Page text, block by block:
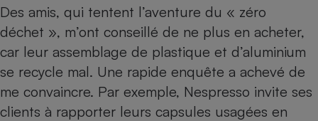
Des amis, qui tentent l’aventure du « zéro
déchet », m’ont conseillé de ne plus en acheter,
car leur assemblage de plastique et d’aluminium
se ­recycle mal. Une rapide ­enquête a achevé de
me convaincre. Par exemple, Nespresso invite ses
clients à rapporter leurs capsules usagées en
Plaque de cuisson à
induction
Smartphone
Climatiseur -
Ventilateur